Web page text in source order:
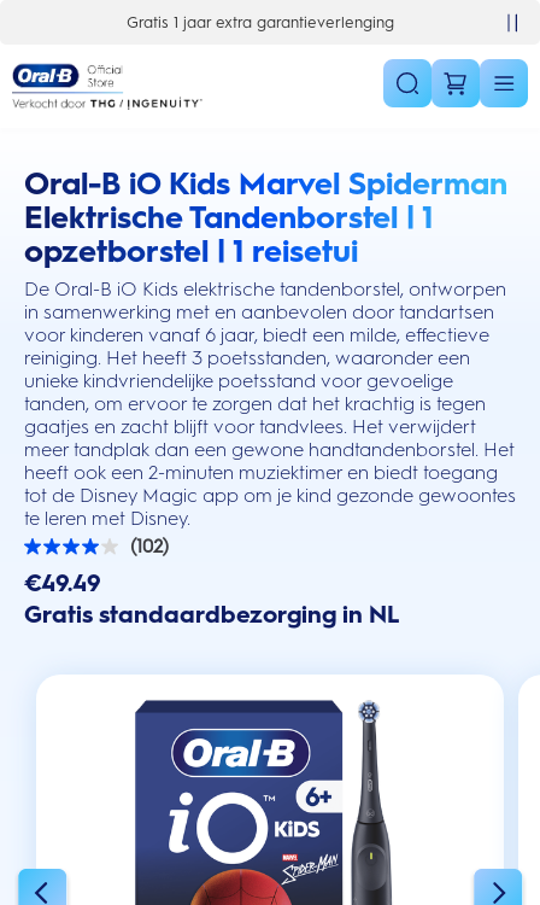
Gratis 1 jaar extra garantieverlenging
Oral-B iO Kids Marvel Spiderman
Elektrische Tandenborstel | 1
opzetborstel | 1 reisetui
De Oral-B iO Kids elektrische tandenborstel, ontworpen
in samenwerking met en aanbevolen door tandartsen
voor kinderen vanaf 6 jaar, biedt een milde, effectieve
reiniging. Het heeft 3 poetsstanden, waaronder een
unieke kindvriendelijke poetsstand voor gevoelige
tanden, om ervoor te zorgen dat het krachtig is tegen
gaatjes en zacht blijft voor tandvlees. Het verwijdert
meer tandplak dan een gewone handtandenborstel. Het
heeft ook een 2-minuten muziektimer en biedt toegang
tot de Disney Magic app om je kind gezonde gewoontes
te leren met Disney.
this action will scroll you to the reviews section
(102)
4.0
van
de
5
sterren.
€49.49
Gratis standaardbezorging in NL